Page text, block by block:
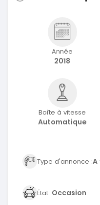
Année
2018
Boîte à vitesse
Automatique
Type d'annonce :A
État :Occasion